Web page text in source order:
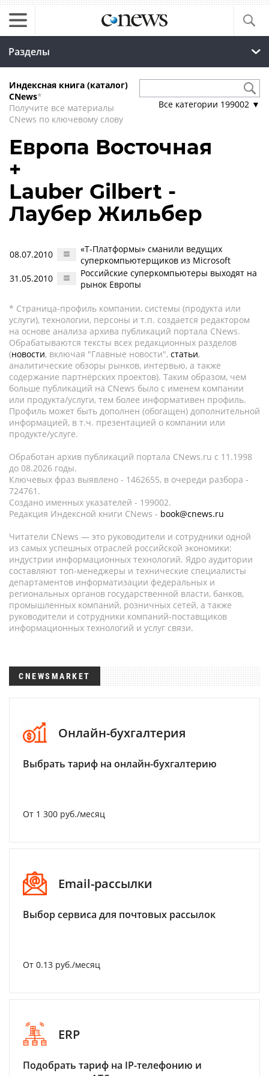
Разделы
Индексная книга (каталог)
CNews*
Получите все материалы
CNews по ключевому слову
Все категории 199002 ▼
Европа Восточная
+
Lauber Gilbert -
Лаубер Жильбер
08.07.2010
«Т-Платформы» сманили ведущих
суперкомпьютерщиков из Microsoft
31.05.2010
Российские суперкомпьютеры выходят на
рынок Европы
* Страница-профиль компании, системы (продукта или
услуги), технологии, персоны и т.п. создается редактором
на основе анализа архива публикаций портала CNews.
Обрабатываются тексты всех редакционных разделов
(новости, включая "Главные новости", статьи,
аналитические обзоры рынков, интервью, а также
содержание партнёрских проектов). Таким образом, чем
больше публикаций на CNews было с именем компании
или продукта/услуги, тем более информативен профиль.
Профиль может быть дополнен (обогащен) дополнительной
информацией, в т.ч. презентацией о компании или
продукте/услуге.
Обработан архив публикаций портала CNews.ru c 11.1998
до 08.2026 годы.
Ключевых фраз выявлено - 1462655, в очереди разбора -
724761.
Создано именных указателей - 199002.
Редакция Индексной книги CNews - book@cnews.ru
Читатели CNews — это руководители и сотрудники одной
из самых успешных отраслей российской экономики:
индустрии информационных технологий. Ядро аудитории
составляют топ-менеджеры и технические специалисты
департаментов информатизации федеральных и
региональных органов государственной власти, банков,
промышленных компаний, розничных сетей, а также
руководители и сотрудники компаний-поставщиков
информационных технологий и услуг связи.
CNEWSMARKET
Онлайн-бухгалтерия
Выбрать тариф на онлайн-бухгалтерию
От 1 300 руб./месяц
Email-рассылки
Выбор сервиса для почтовых рассылок
От 0.13 руб./месяц
ERP
Подобрать тариф на IP-телефонию и